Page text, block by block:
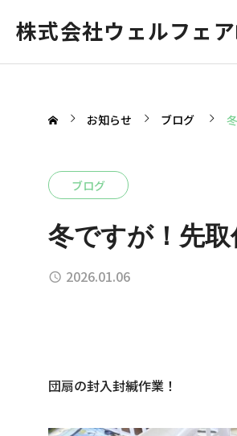
株式会社ウェルフェ
お知らせ ブログ
ブログ
冬ですが！先取
2026.01.06
団扇の封入封緘作業！